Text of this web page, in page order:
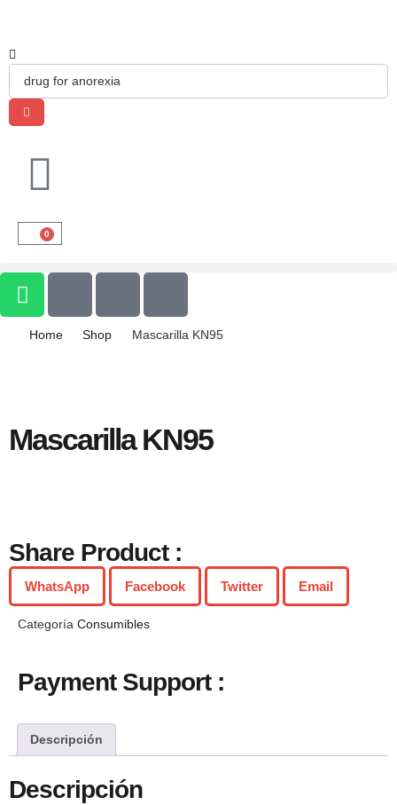
0
Home Shop Mascarilla KN95
Mascarilla KN95
Share Product :
WhatsApp Facebook Twitter Email
Categoría Consumibles
Payment Support :
Descripción
Descripción